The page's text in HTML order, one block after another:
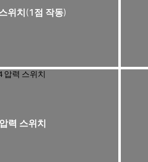
위치(1점 작동)
력 스위치